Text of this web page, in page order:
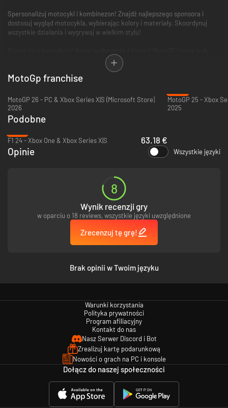
Spersonalizuj motocykl i kombinezon! Znajdź najlepszego sponsora i
dostosuj wygląd motocykla, wybierając kolory i materiały. Skoordynuj
wszystkie działania i wygrywaj w wielkim stylu!
rozgrywki czekają! Przeżyj to jeszcze raz.
Rzucaj wyzwania znajomym, twórz własne wydarzenia i zostań
dyrektorem wyścigów w zupełnie nowym trybie dla wielu graczy
MotoGp franchise
MotoGP 26 - PC & Xbox Series X|S (Microsoft Store)
2026
MotoGP 25 - Xbox
2025
Podobne
F1 24 - Xbox One & Xbox Series X|S
63.18 €
Opinie Wszystkie języki
8
Wynik recenzji gry
w oparciu o 18 reviews, wszystkie języki uwzględnione
Zrecenzuj tę grę!
Brak opinii w Twoim języku
Warunki korzystania
Polityka prywatności
Program afiliacyjny
Kontakt do nas
Nasz Serwer Discord i Bot
Zrealizuj kartę podarunkową
Nowości o grach na PC i konsole
Dołącz do naszej społeczności